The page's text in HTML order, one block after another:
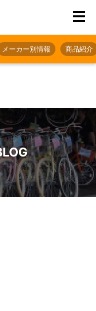
メーカー別情報 商品紹介